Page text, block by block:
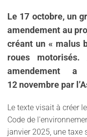
Le 17 octobre, un
amendement au
créant un « malus
roues
amendement
12 novembre par
Le texte visait à créer
Code de
janvier 2025, une taxe